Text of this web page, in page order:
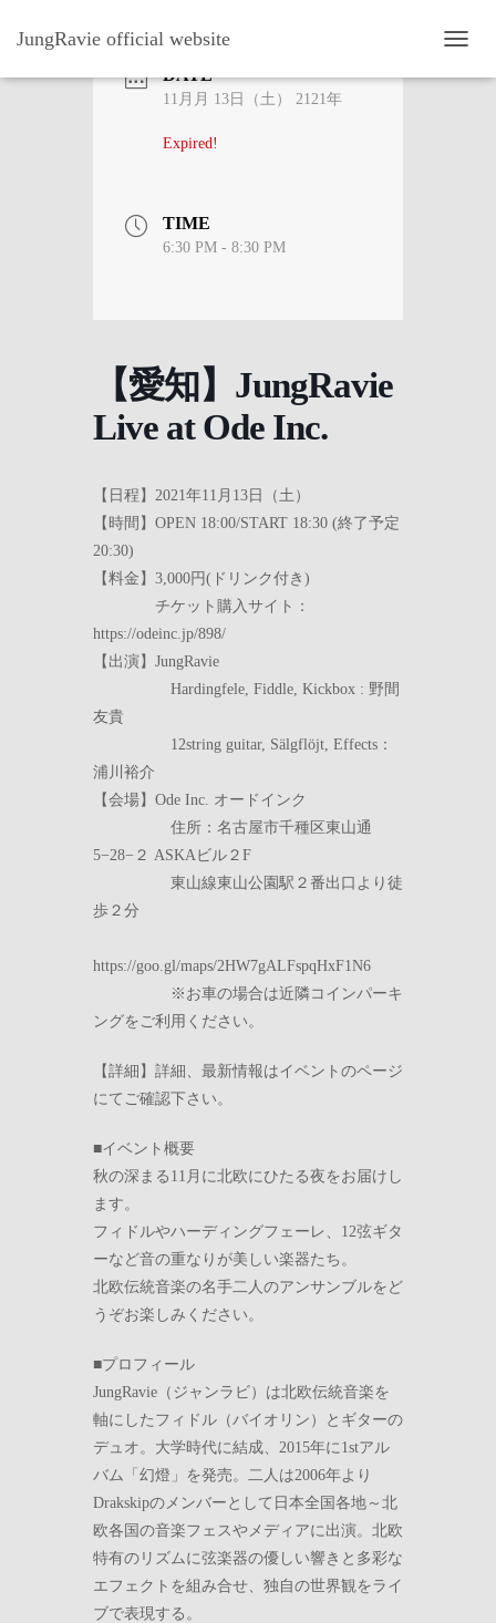
JungRavie official website
ビ
DATE
11月月 13日（土） 2121年
Expired!
TIME
6:30 PM - 8:30 PM
【愛知】JungRavie
Live at Ode Inc.
【日程】2021年11月13日（土）
【時間】OPEN 18:00/START 18:30 (終了予定
20:30)
【料金】3,000円(ドリンク付き)
チケット購入サイト：
https://odeinc.jp/898/
【出演】JungRavie
Hardingfele, Fiddle, Kickbox : 野間
友貴
12string guitar, Sälgflöjt, Effects：
浦川裕介
【会場】Ode Inc. オードインク
住所：名古屋市千種区東山通
5−28−２ ASKAビル２F
東山線東山公園駅２番出口より徒
歩２分
https://goo.gl/maps/2HW7gALFspqHxF1N6
※お車の場合は近隣コインパーキ
ングをご利用ください。
【詳細】詳細、最新情報はイベントのページ
にてご確認下さい。
■イベント概要
秋の深まる11月に北欧にひたる夜をお届けし
ます。
フィドルやハーディングフェーレ、12弦ギタ
ーなど音の重なりが美しい楽器たち。
北欧伝統音楽の名手二人のアンサンブルをど
うぞお楽しみください。
■プロフィール
JungRavie（ジャンラビ）は北欧伝統音楽を
軸にしたフィドル（バイオリン）とギターの
デュオ。大学時代に結成、2015年に1stアル
バム「幻燈」を発売。二人は2006年より
Drakskipのメンバーとして日本全国各地～北
欧各国の音楽フェスやメディアに出演。北欧
特有のリズムに弦楽器の優しい響きと多彩な
エフェクトを組み合せ、独自の世界観をライ
ブで表現する。